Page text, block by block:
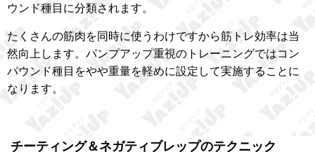
ウンド種目に分類されます。
たくさんの筋肉を同時に使うわけですから筋トレ効率は当
然向上します。パンプアップ重視のトレーニングではコン
パウンド種目をやや重量を軽めに設定して実施することに
なります。
チーティング＆ネガティブレップのテクニック